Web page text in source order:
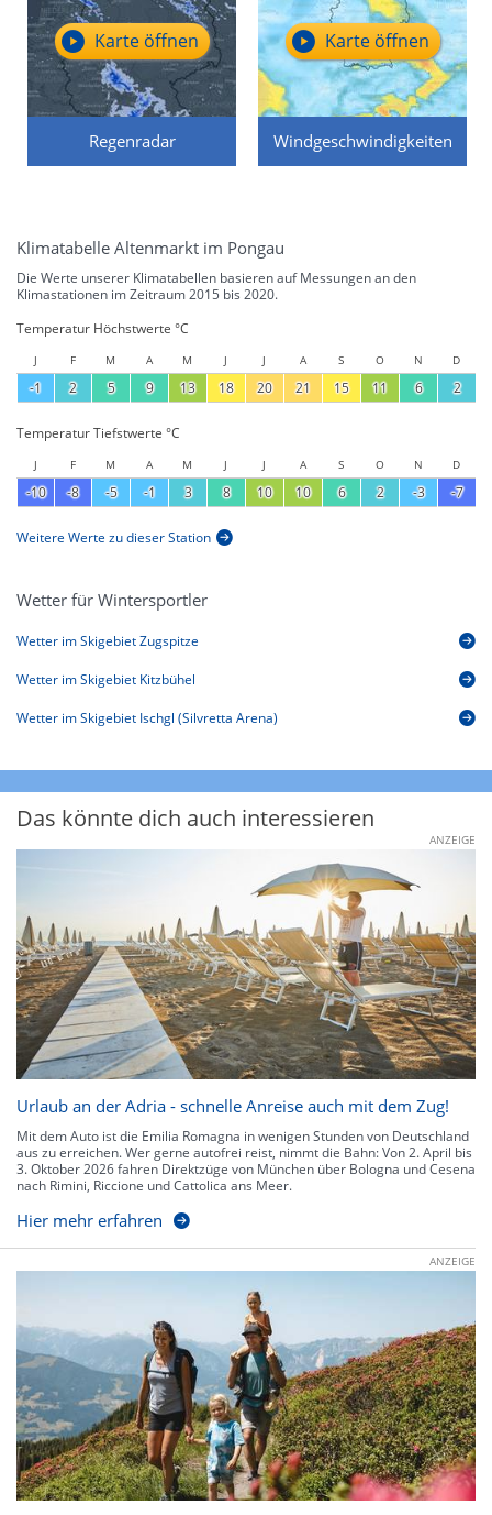
Regenradar
Karte öffnen
Windgeschwindigkeiten
Karte öffnen
Klimatabelle Altenmarkt im Pongau
Die Werte unserer Klimatabellen basieren auf Messungen an den
Klimastationen im Zeitraum 2015 bis 2020.
Temperatur Höchstwerte °C
J F M A M J J A S O N D
-1 2 5 9 13 18 20 21 15 11 6 2
Temperatur Tiefstwerte °C
J F M A M J J A S O N D
-10 -8 -5 -1 3 8 10 10 6 2 -3 -7
Weitere Werte zu dieser Station
Wetter für Wintersportler
Wetter im Skigebiet Zugspitze
Wetter im Skigebiet Kitzbühel
Wetter im Skigebiet Ischgl (Silvretta Arena)
Das könnte dich auch interessieren
ANZEIGE
Urlaub an der Adria - schnelle Anreise auch mit dem Zug!
Mit dem Auto ist die Emilia Romagna in wenigen Stunden von Deutschland
aus zu erreichen. Wer gerne autofrei reist, nimmt die Bahn: Von 2. April bis
3. Oktober 2026 fahren Direktzüge von München über Bologna und Cesena
nach Rimini, Riccione und Cattolica ans Meer.
Hier mehr erfahren
ANZEIGE